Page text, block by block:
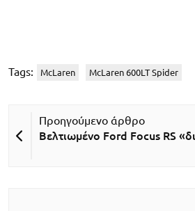
Tags: McLaren McLaren 600LT Spider
Βελτιωμένο Ford Focus RS